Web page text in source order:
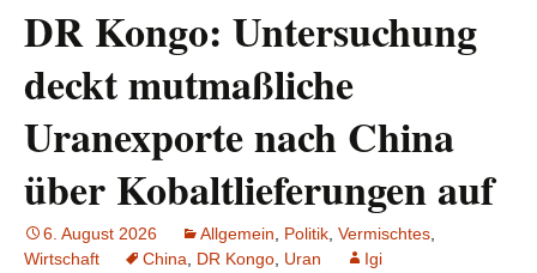
DR Kongo: Untersuchung
deckt mutmaßliche
Uranexporte nach China
über Kobaltlieferungen auf
6. August 2026 Allgemein Politik Vermischtes
Wirtschaft
China DR Kongo Uran Igi